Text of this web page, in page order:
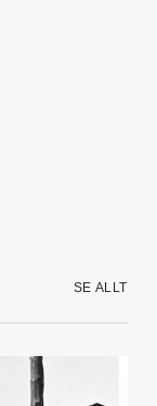
SE ALLT